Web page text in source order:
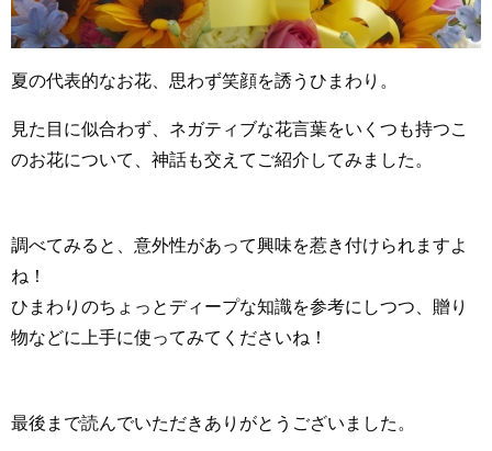
夏の代表的なお花、思わず笑顔を誘うひまわり。
見た目に似合わず、ネガティブな花言葉をいくつも持つこ
のお花について、神話も交えてご紹介してみました。
調べてみると、意外性があって興味を惹き付けられますよ
ね！
ひまわりのちょっとディープな知識を参考にしつつ、贈り
物などに上手に使ってみてくださいね！
最後まで読んでいただきありがとうございました。